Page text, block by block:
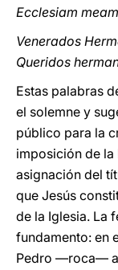
Ecclesiam
Venerados
Queridos
Estas palabras
el solemne y
público para la
imposición de la
asignación del
que Jesús
de la Iglesia. La
fundamento: en
Pedro —roca—